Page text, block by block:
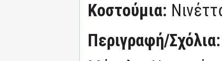
Κοστούμια:
Περιγραφή/